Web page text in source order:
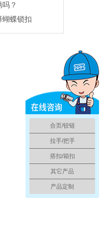
？
蝴蝶锁扣
合页/铰链
拉手/把手
搭扣/箱扣
其它产品
产品定制